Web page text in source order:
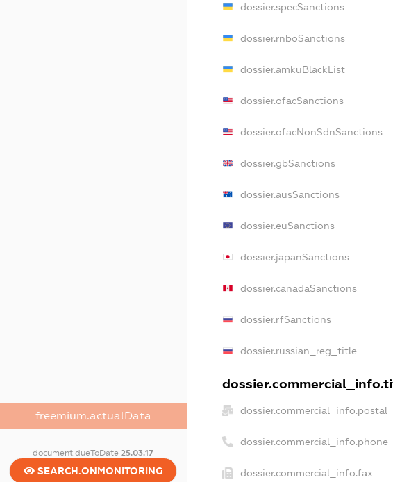
freemium.actualData
document.dueToDate25.03.17
SEARCH.ONMONITORING
dossier.specSanctions
dossier.rnboSanctions
dossier.amkuBlackList
dossier.ofacSanctions
dossier.ofacNonSdnSanctions
dossier.gbSanctions
dossier.ausSanctions
dossier.euSanctions
dossier.japanSanctions
dossier.canadaSanctions
dossier.rfSanctions
dossier.russian_reg_title
dossier.commercial_info.phone
dossier.commercial_info.fax